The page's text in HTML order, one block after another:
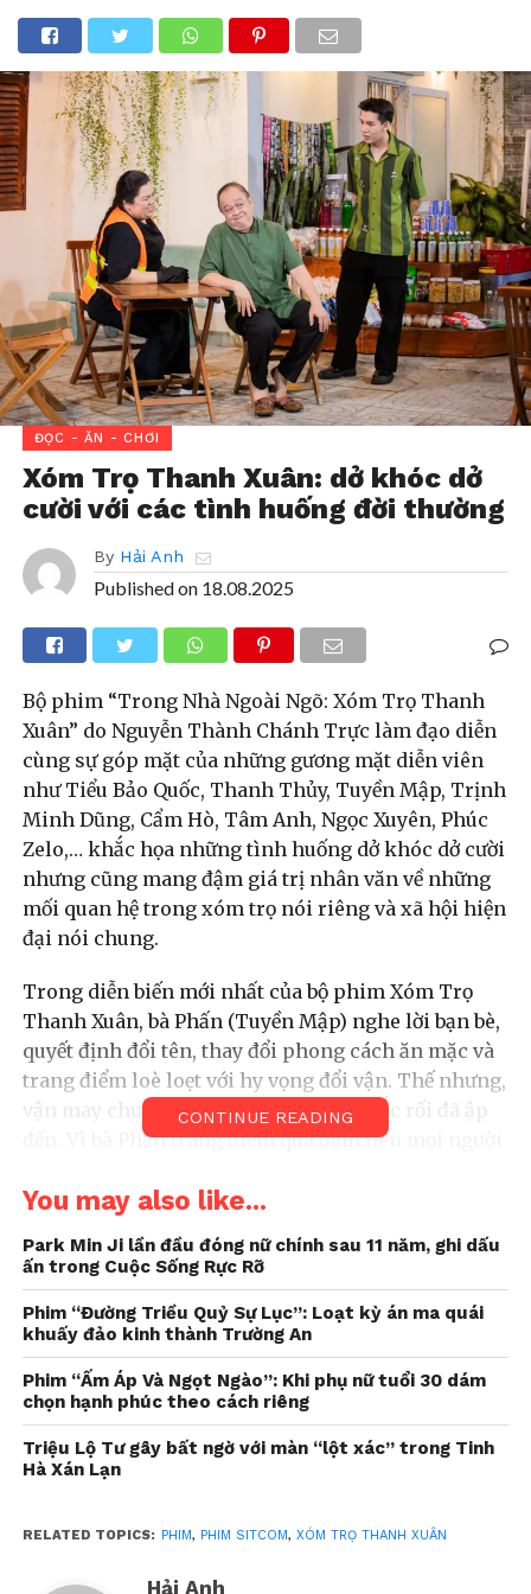
ĐỌC - ĂN - CHƠI
Xóm Trọ Thanh Xuân: dở khóc dở
cười với các tình huống đời thường
By Hải Anh
Published on 18.08.2025
Bộ phim “Trong Nhà Ngoài Ngõ: Xóm Trọ Thanh
Xuân” do Nguyễn Thành Chánh Trực làm đạo diễn
cùng sự góp mặt của những gương mặt diễn viên
như Tiểu Bảo Quốc, Thanh Thủy, Tuyền Mập, Trịnh
Minh Dũng, Cẩm Hò, Tâm Anh, Ngọc Xuyên, Phúc
Zelo,… khắc họa những tình huống dở khóc dở cười
nhưng cũng mang đậm giá trị nhân văn về những
mối quan hệ trong xóm trọ nói riêng và xã hội hiện
đại nói chung.
Trong diễn biến mới nhất của bộ phim Xóm Trọ
Thanh Xuân, bà Phấn (Tuyền Mập) nghe lời bạn bè,
quyết định đổi tên, thay đổi phong cách ăn mặc và
trang điểm loè loẹt với hy vọng đổi vận. Thế nhưng,
vận may chưa thấy đâu thì hàng loạt rắc rối đã ập
đến. Vì bà Phấn trang điểm quá đậm nên mọi người
Thậm chí, bà Phấn còn không thể mở khóa điện
ngân hàng cũng không thể thực hiện xác minh
giao dịch.
CONTINUE READING
You may also like...
Park Min Ji lần đầu đóng nữ chính sau 11 năm, ghi dấu
ấn trong Cuộc Sống Rực Rỡ
Phim “Đường Triều Quỷ Sự Lục”: Loạt kỳ án ma quái
khuấy đảo kinh thành Trường An
Phim “Ấm Áp Và Ngọt Ngào”: Khi phụ nữ tuổi 30 dám
chọn hạnh phúc theo cách riêng
Triệu Lộ Tư gây bất ngờ với màn “lột xác” trong Tinh
Hà Xán Lạn
RELATED TOPICS: PHIM, PHIM SITCOM, XÓM TRỌ THANH XUÂN
Hải Anh